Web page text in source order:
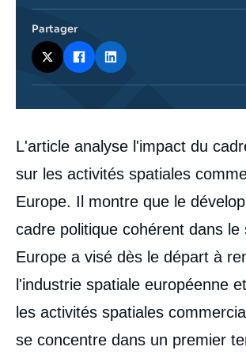
Corps
analyses
L'article analyse l'impact du
sur les activités spatiales
Europe. Il montre que le
cadre politique cohérent dans le
Europe a visé dès le départ à
l'industrie spatiale européenne
les activités spatiales
se concentre dans un premier
Partager